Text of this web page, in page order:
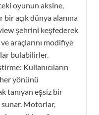
oyunun aksine,
açık dünya alanına
şehrini keşfederek
araçlarını modifiye
bulabilirler.
Kullanıcıların
yönünü
tanıyan eşsiz bir
Motorlar,